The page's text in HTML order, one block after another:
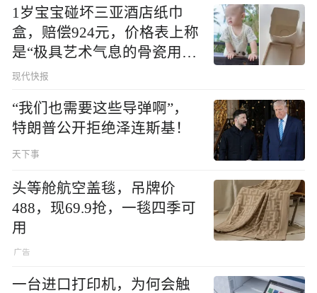
1岁宝宝碰坏三亚酒店纸巾
盒，赔偿924元，价格表上称
是“极具艺术气息的骨瓷用
品”
现代快报
“我们也需要这些导弹啊”，
特朗普公开拒绝泽连斯基！
天下事
头等舱航空盖毯，吊牌价
488，现69.9抢，一毯四季可
用
一台进口打印机，为何会触